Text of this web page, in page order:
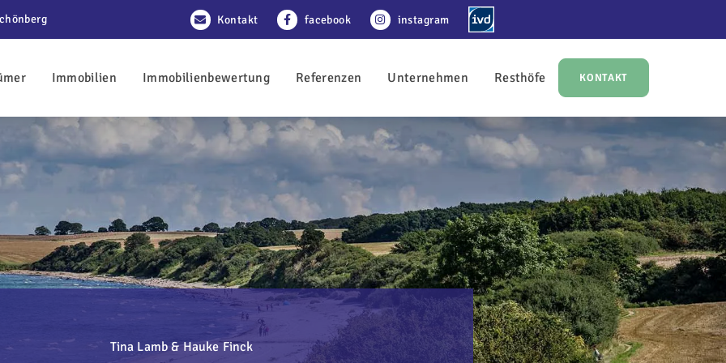
Kontakt facebook instagram
Immobilien Immobilienbewertung Referenzen Unternehmen Resthöfe KONTAKT
Tina Lamb & Hauke Finck